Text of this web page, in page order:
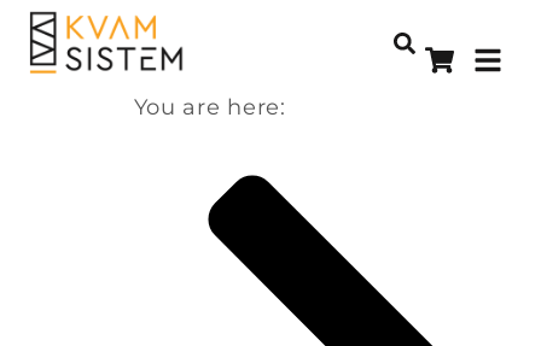
You are here: